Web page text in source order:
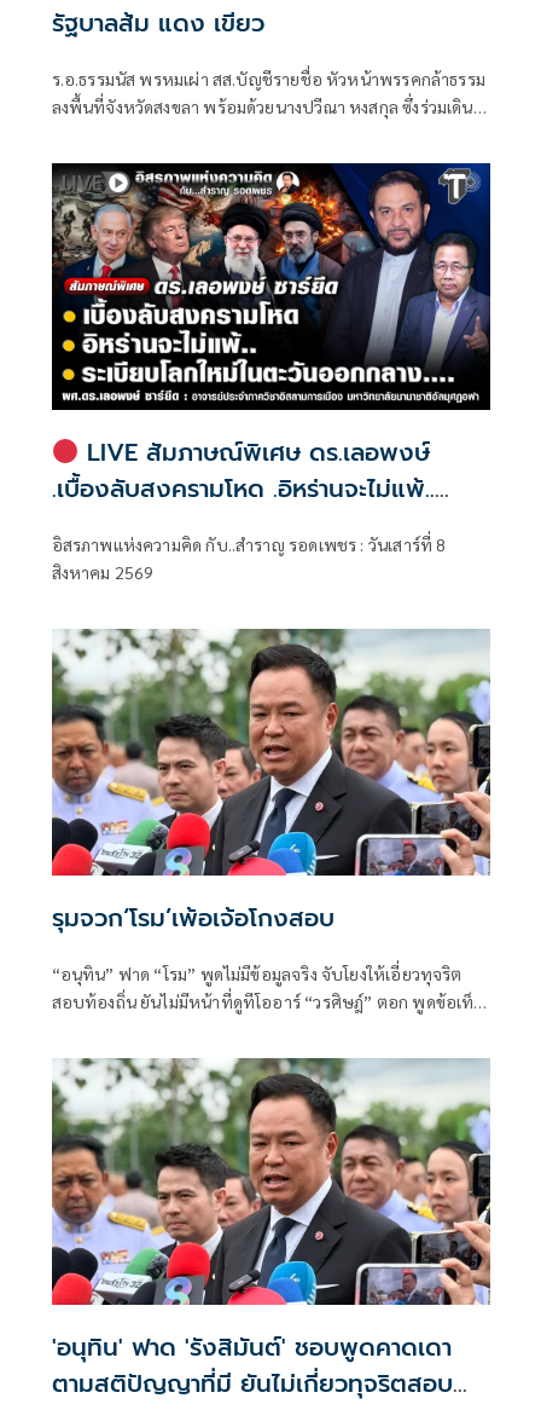
รัฐบาลส้ม แดง เขียว
ร.อ.ธรรมนัส พรหมเผ่า สส.บัญชีรายชื่อ หัวหน้าพรรคกล้าธรรม
ลงพื้นที่จังหวัดสงขลา พร้อมด้วยนางปวีณา หงสกุล ซึ่งร่วมเดิน
ณ ที่ทำการนายเดชอิศม์ โดยมีการประชุมหารือแนวทางการ
ทำงานและขับเคลื่อนนโยบายในพื้นที่ ก่อนเดินทางต่อไปยัง
จังหวัดพัทลุง
LIVE สัมภาษณ์พิเศษ ดร.เลอพงษ์
.เบื้องลับสงครามโหด .อิหร่านจะไม่แพ้..
อิสรภาพแห่งความคิด กับ..สำราญ รอด
อิสรภาพแห่งความคิด กับ..สำราญ รอดเพชร : วันเสาร์ที่ 8
สิงหาคม 2569
รุมจวก‘โรม’เพ้อเจ้อโกงสอบ
“อนุทิน” ฟาด “โรม” พูดไม่มีข้อมูลจริง จับโยงให้เอี่ยวทุจริต
สอบท้องถิ่น ยันไม่มีหน้าที่ดูทีโออาร์ “วรศิษฎ์” ตอก พูดข้อเท็จ
'อนุทิน' ฟาด 'รังสิมันต์' ชอบพูดคาดเดา
ตามสติปัญญาที่มี ยันไม่เกี่ยวทุจริตสอบ